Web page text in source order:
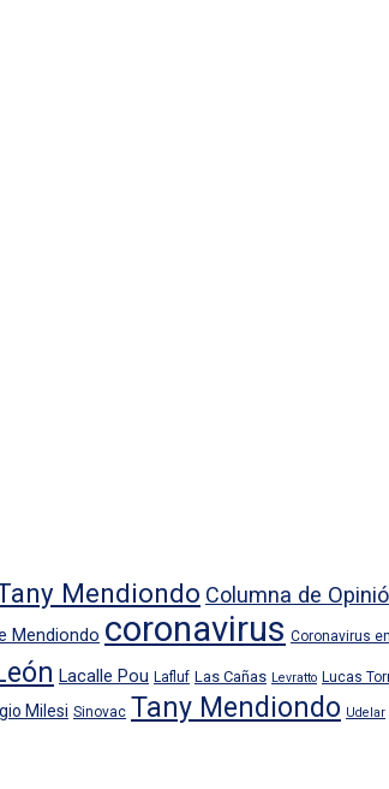
Mendiondo Columna de
Mendiondo coronavirus Coronavirus
Lacalle Pou Lafluf Las Cañas Levratto Lucas
Milesi Sinovac Tany Mendiondo Udelar